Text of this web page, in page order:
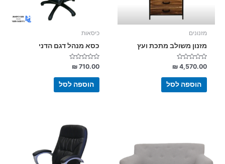
מזנונים
מזנון משולב מתכת ועץ
דורג
0
מתוך
₪4,570.00
הוספה לסל
כיסאות
כסא מנהל דגם הדני
דורג
0
מתוך
₪710.00
הוספה לסל